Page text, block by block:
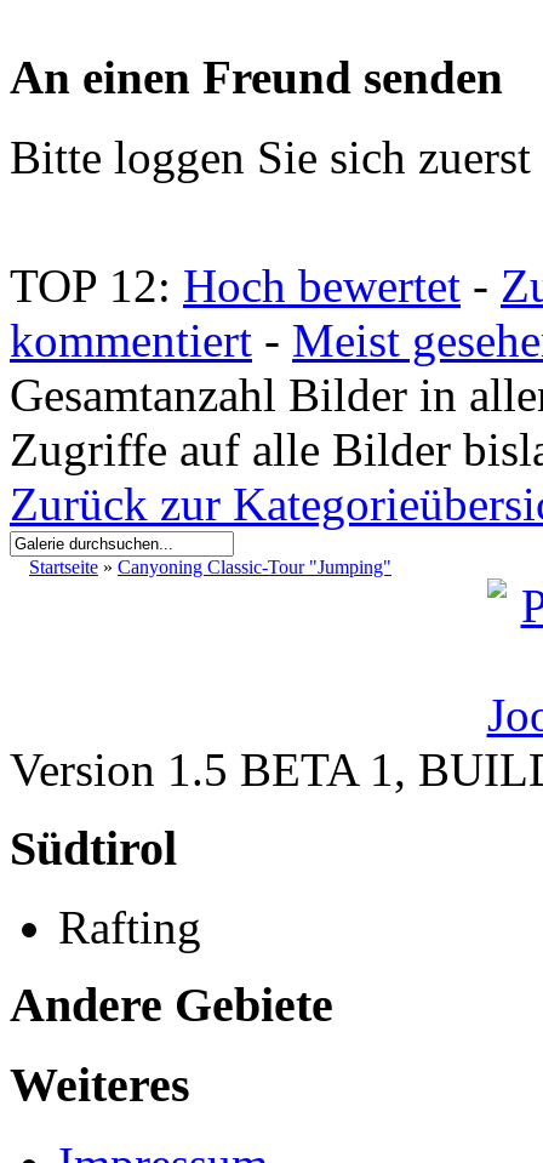
An einen Freund senden
Bitte loggen Sie sich
TOP 12: Hoch bewertet -
kommentiert - Meist
Gesamtanzahl Bilder in
Zugriffe auf alle Bilder
Zurück zur
Startseite » Canyoning Classic-Tour "Jumping"
Version 1.5 BETA 1,
Südtirol
Rafting
Andere Gebiete
Weiteres